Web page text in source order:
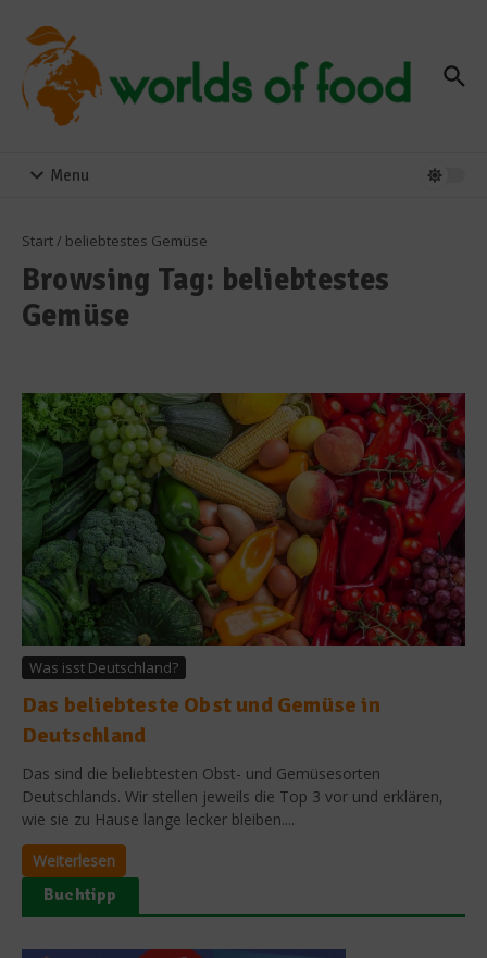
Menu
Start/ beliebtestes Gemüse
Browsing Tag: beliebtestes
Gemüse
Was isst Deutschland?
Das beliebteste Obst und Gemüse in
Deutschland
Das sind die beliebtesten Obst- und Gemüsesorten
Deutschlands. Wir stellen jeweils die Top 3 vor und erklären,
wie sie zu Hause lange lecker bleiben....
Weiterlesen
Buchtipp